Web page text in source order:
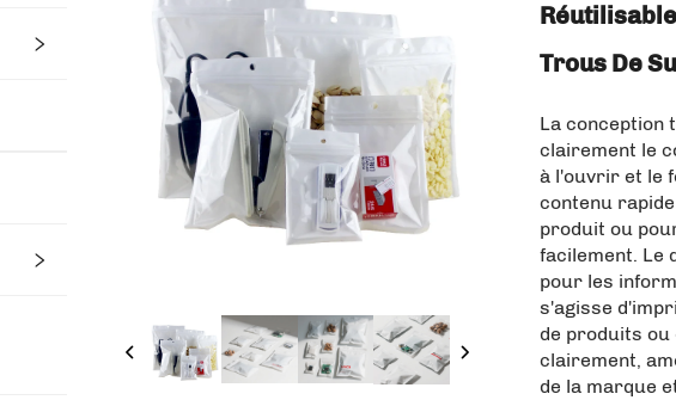
Trous De
La conception
clairement le
à l'ouvrir et le
contenu
produit ou
facilement. Le
pour les
s'agisse
de produits
clairement,
de la marque